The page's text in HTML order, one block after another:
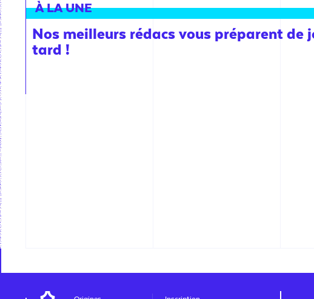
À LA UNE
Nos meilleurs rédacs vous préparent de
tard !